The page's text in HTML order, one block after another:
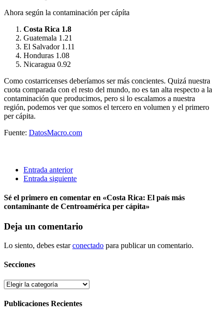
Ahora según la contaminación per cápíta
Costa Rica 1.8
Guatemala 1.21
El Salvador 1.11
Honduras 1.08
Nicaragua 0.92
Como costarricenses deberíamos ser más concientes. Quizá nuestra
cuota comparada con el resto del mundo, no es tan alta respecto a la
contaminación que producimos, pero si lo escalamos a nuestra
región, podemos ver que somos el tercero en volumen y el primero
per cápita.
Fuente: DatosMacro.com
Entrada anterior
Entrada siguiente
Sé el primero en comentar en «Costa Rica: El país más
contaminante de Centroamérica per cápita»
Deja un comentario
Lo siento, debes estarconectado para publicar un comentario.
Secciones
Secciones
Publicaciones Recientes